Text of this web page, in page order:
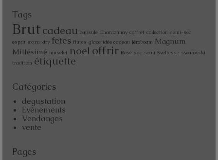
Tags
Brut cadeau capsule Chardonnay coffret collection demi-sec
esprit extra-dry fetes flutes glace idée cadeau Jéroboam Magnum
Millésimé muselet noel offrir Rosé sac seau Sveltesse swarovski
tradition étiquette
Catégories
degustation
Evènements
Vendanges
vente
Pages